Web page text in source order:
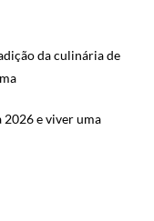
da culinária de
e viver uma